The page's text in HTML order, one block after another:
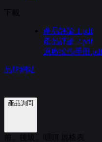
下載
產品評論 1.pdf
產品評論 2.pdf
原廠操作手冊.pdf
品牌網站
產品詢問
前、後級、唱頭 規格表